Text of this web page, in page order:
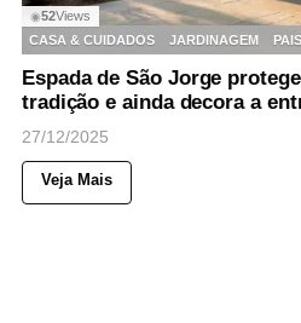
◉52Views
CASA & CUIDADOS
JARDINAGEM
Espada de São Jorge
tradição e ainda decora a
27/12/2025
Veja Mais